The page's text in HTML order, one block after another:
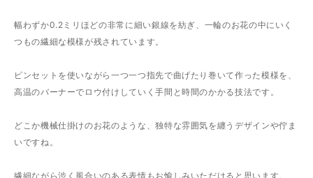
幅わずか0.2ミリほどの非常に細い銀線を紡ぎ、一輪のお花の中にいく
つもの繊細な模様が残されています。
ピンセットを使いながら一つ一つ指先で曲げたり巻いて作った模様を、
高温のバーナーでロウ付けしていく手間と時間のかかる技法です。
どこか機械仕掛けのお花のような、独特な雰囲気を纏うデザインや佇ま
いですね。
繊細ながら渋く風合いのある表情もお愉しみいただけると思います。